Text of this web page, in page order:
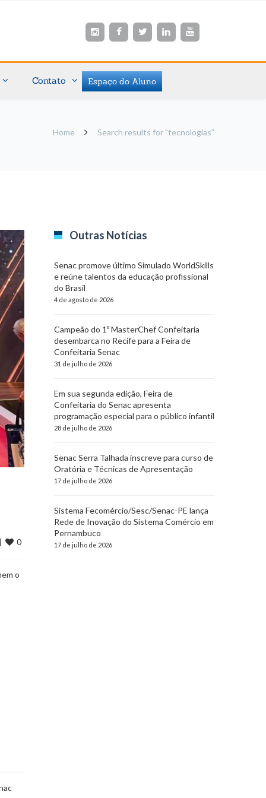
Contato Espaço do Aluno
Home Search results for "tecnologias"
0
o
Outras Notícias
Senac promove último Simulado WorldSkills
e reúne talentos da educação profissional
do Brasil
4 de agosto de 2026
Campeão do 1º MasterChef Confeitaria
desembarca no Recife para a Feira de
Confeitaria Senac
31 de julho de 2026
Em sua segunda edição, Feira de
Confeitaria do Senac apresenta
programação especial para o público infantil
28 de julho de 2026
Senac Serra Talhada inscreve para curso de
Oratória e Técnicas de Apresentação
17 de julho de 2026
Sistema Fecomércio/Sesc/Senac-PE lança
Rede de Inovação do Sistema Comércio em
Pernambuco
17 de julho de 2026